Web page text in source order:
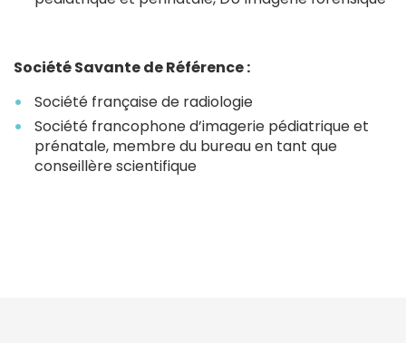
Société Savante de Référence :
Société française de radiologie
Société francophone d’imagerie pédiatrique et
prénatale, membre du bureau en tant que
conseillère scientifique